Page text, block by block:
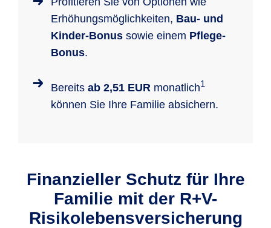
Erhöhungsmöglichkeiten, Bau- und
Kinder-Bonus sowie einem Pflege-
Bonus.
Bereits ab 2,51 EUR monatlich1
können Sie Ihre Familie absichern.
Finanzieller Schutz für Ihre
Familie mit der R+V-
Risikolebensversicherung